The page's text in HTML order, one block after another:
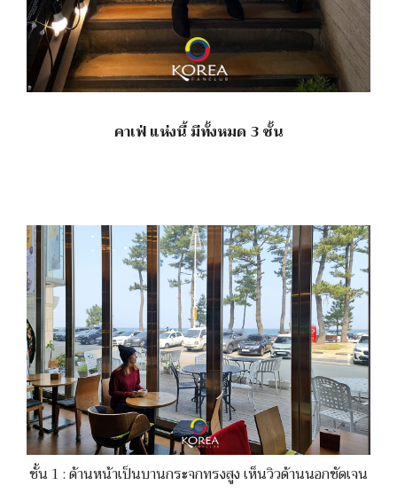
คาเฟ่ แห่งนี้ มีทั้งหมด 3 ชั้น
ชั้น 1 : ด้านหน้าเป็นบานกระจกทรงสูง เห็นวิวด้านนอกชัดเจน